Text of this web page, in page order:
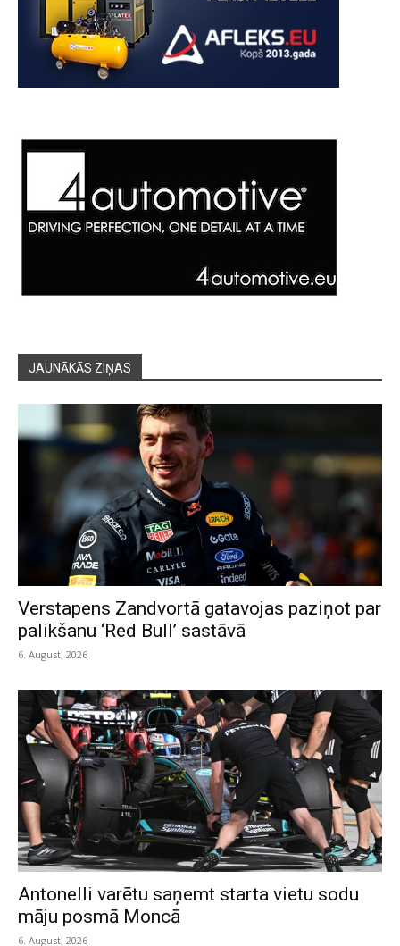
JAUNĀKĀS ZIŅAS
Verstapens Zandvortā gatavojas paziņot par
palikšanu ‘Red Bull’ sastāvā
6. August, 2026
Antonelli varētu saņemt starta vietu sodu
māju posmā Moncā
6. August, 2026